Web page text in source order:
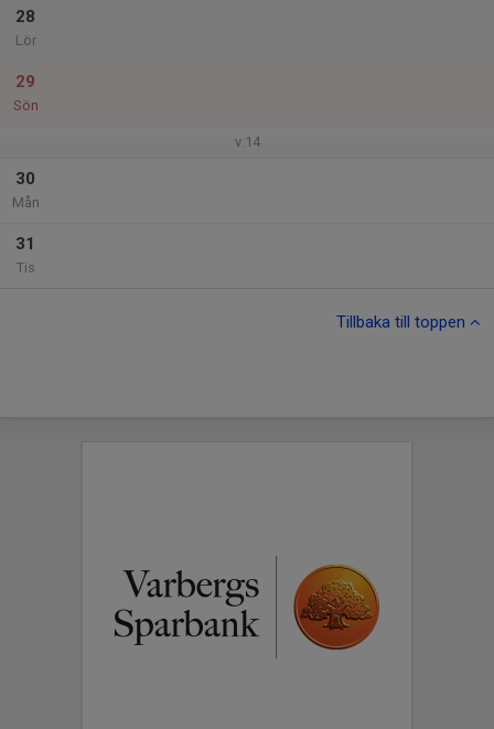
28
Lör
29
Sön
v.14
30
Mån
31
Tis
Tillbaka till toppen